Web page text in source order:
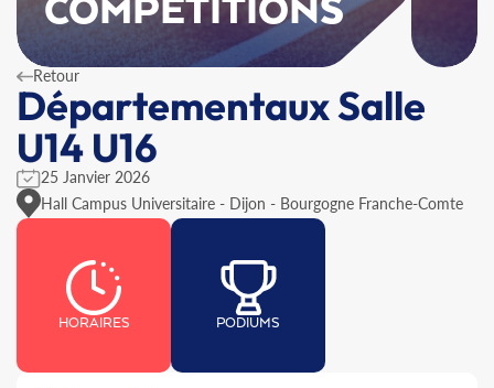
COMPÉTITIONS
Retour
Départementaux Salle
U14 U16
25 Janvier 2026
Hall Campus Universitaire - Dijon - Bourgogne Franche-Comte
HORAIRES PODIUMS